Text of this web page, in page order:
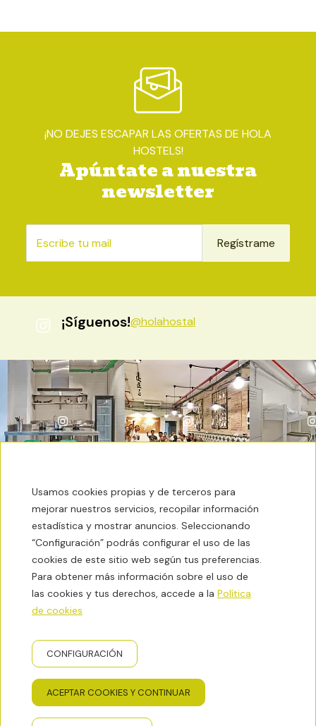
¡NO DEJES ESCAPAR LAS OFERTAS DE HOLA
HOSTELS!
Apúntate a nuestra
newsletter
Regístrame
¡Síguenos!@holahostal
El tiempo 29ºC
Contacto
Newsletter
Usamos cookies propias y de terceros para
mejorar nuestros servicios, recopilar información
estadística y mostrar anuncios. Seleccionando
“Configuración” podrás configurar el uso de las
cookies de este sitio web según tus preferencias.
Para obtener más información sobre el uso de
las cookies y tus derechos, accede a la Política
de cookies
CONFIGURACIÓN
ACEPTAR COOKIES Y CONTINUAR